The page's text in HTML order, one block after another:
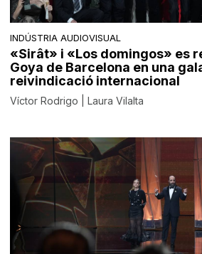
INDÚSTRIA AUDIOVISUAL
«Sirât» i «Los domingos» es
Goya de Barcelona en una
reivindicació internacional
Víctor Rodrigo | Laura Vilalta